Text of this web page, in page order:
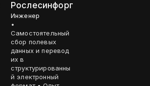
Рослесинфорг
Инженер
•
Самостоятельный
сбор полевых
данных и перевод
их в
структурированны
й электронный